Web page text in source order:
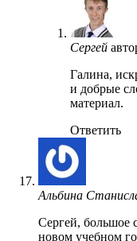
Сергей
Галина,
и добрые
материал.
Ответить
Альбина
Сергей, большое
новом учебном